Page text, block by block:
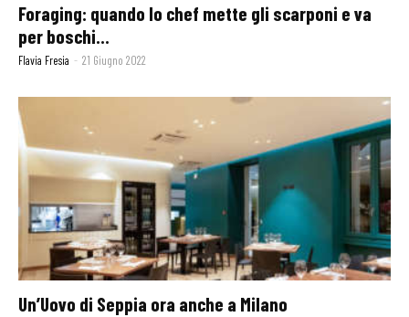
Foraging: quando lo chef mette gli scarponi e va
per boschi...
Flavia Fresia - 21 Giugno 2022
Un’Uovo di Seppia ora anche a Milano